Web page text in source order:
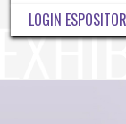
LOGIN